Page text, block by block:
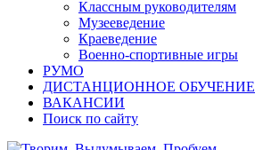
Классным руководителям
Музееведение
Краеведение
Военно-спортивные игры
РУМО
ДИСТАНЦИОННОЕ ОБУЧЕНИЕ
ВАКАНСИИ
Поиск по сайту